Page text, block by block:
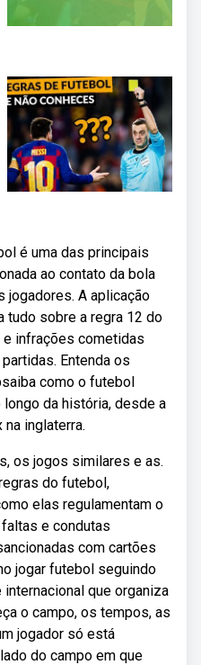
é uma das principais
ao contato da bola
jogadores. A aplicação
tudo sobre a regra 12 do
infrações cometidas
Entenda os
como o futebol
da história, desde a
inglaterra.
os jogos similares e as.
do futebol,
elas regulamentam o
e condutas
com cartões
jogar futebol seguindo
que organiza
o campo, os tempos, as
jogador só está
do campo em que